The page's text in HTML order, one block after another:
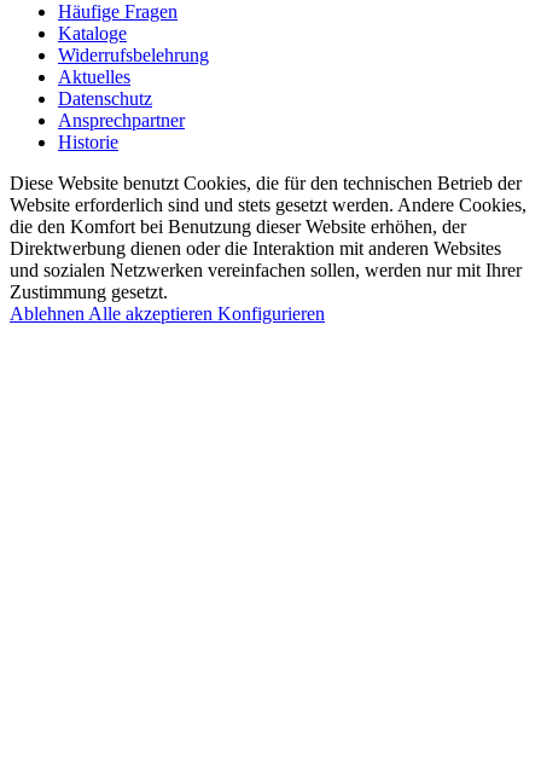
Häufige Fragen
Kataloge
Widerrufsbelehrung
Aktuelles
Datenschutz
Ansprechpartner
Historie
Diese Website benutzt Cookies, die für den technischen Betrieb der
Website erforderlich sind und stets gesetzt werden. Andere Cookies,
die den Komfort bei Benutzung dieser Website erhöhen, der
Direktwerbung dienen oder die Interaktion mit anderen Websites
und sozialen Netzwerken vereinfachen sollen, werden nur mit Ihrer
Zustimmung gesetzt.
AblehnenAlle akzeptieren Konfigurieren